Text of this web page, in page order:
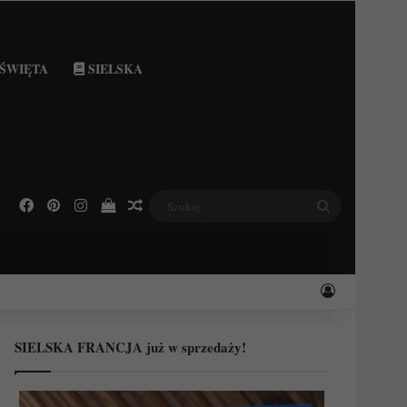
SIELSKA
Facebook
PinterestInstagramPodejrzyj swój koszyk
Losowy wpis
Zaloguj
SIELSKA FRANCJA już w sprzedaży!